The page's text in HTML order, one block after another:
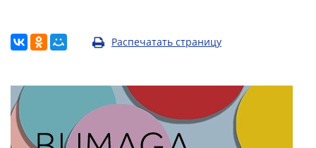
Распечатать страницу